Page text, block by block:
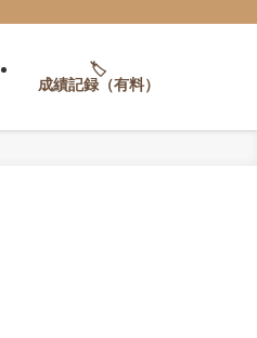
成績記録（有料）